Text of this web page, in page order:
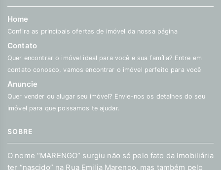
Home
Confira as principais ofertas de imóvel da nossa página
Contato
Quer encontrar o imóvel ideal para você e sua família? Entre em
contato conosco, vamos encontrar o imóvel perfeito para você
Anuncie
Quer vender ou alugar seu imóvel? Envie-nos os detalhes do seu
imóvel para que possamos te ajudar.
SOBRE
O nome “MARENGO” surgiu não só pelo fato da Imobiliária
ter “nascido” na Rua Emilia Marengo, mas também pelo